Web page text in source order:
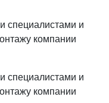
специалистами и
компании
специалистами и
компании